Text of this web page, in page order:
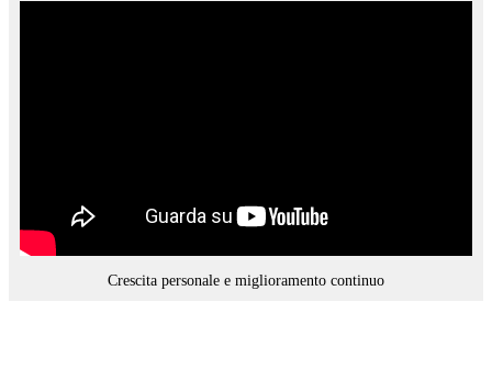
Crescita personale e miglioramento continuo